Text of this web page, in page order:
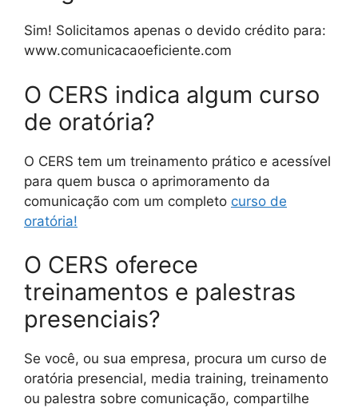
Sim! Solicitamos apenas o devido crédito para:
www.comunicacaoeficiente.com
O CERS indica algum curso
de oratória?
O CERS tem um treinamento prático e acessível
para quem busca o aprimoramento da
comunicação com um completo curso de
oratória!
O CERS oferece
treinamentos e palestras
presenciais?
Se você, ou sua empresa, procura um curso de
oratória presencial, media training, treinamento
ou palestra sobre comunicação, compartilhe